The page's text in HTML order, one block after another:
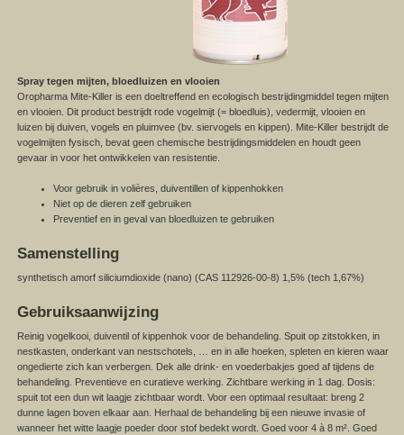
Spray tegen mijten, bloedluizen en vlooien
Oropharma Mite-Killer is een doeltreffend en ecologisch bestrijdingmiddel tegen mijten
en vlooien. Dit product bestrijdt rode vogelmijt (= bloedluis), vedermijt, vlooien en
luizen bij duiven, vogels en pluimvee (bv. siervogels en kippen). Mite-Killer bestrijdt de
vogelmijten fysisch, bevat geen chemische bestrijdingsmiddelen en houdt geen
gevaar in voor het ontwikkelen van resistentie.
Voor gebruik in volières, duiventillen of kippenhokken
Niet op de dieren zelf gebruiken
Preventief en in geval van bloedluizen te gebruiken
Samenstelling
synthetisch amorf siliciumdioxide (nano) (CAS 112926-00-8) 1,5% (tech 1,67%)
Gebruiksaanwijzing
Reinig vogelkooi, duiventil of kippenhok voor de behandeling. Spuit op zitstokken, in
nestkasten, onderkant van nestschotels, … en in alle hoeken, spleten en kieren waar
ongedierte zich kan verbergen. Dek alle drink- en voederbakjes goed af tijdens de
behandeling. Preventieve en curatieve werking. Zichtbare werking in 1 dag. Dosis:
spuit tot een dun wit laagje zichtbaar wordt. Voor een optimaal resultaat: breng 2
dunne lagen boven elkaar aan. Herhaal de behandeling bij een nieuwe invasie of
wanneer het witte laagje poeder door stof bedekt wordt. Goed voor 4 à 8 m². Goed